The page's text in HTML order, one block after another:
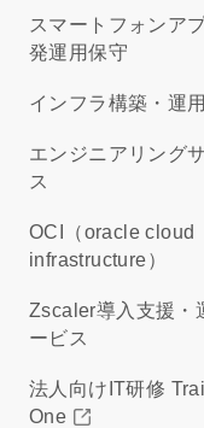
スマートフォンア
発運用保守
インフラ構築・運
エンジニアリング
ス
OCI（oracle cloud
infrastructure）
Zscaler導入支援・
ービス
法人向けIT研修
One